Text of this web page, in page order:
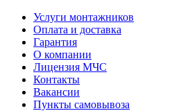
Услуги монтажников
Оплата и доставка
Гарантия
О компании
Лицензия МЧС
Контакты
Вакансии
Пункты самовывоза